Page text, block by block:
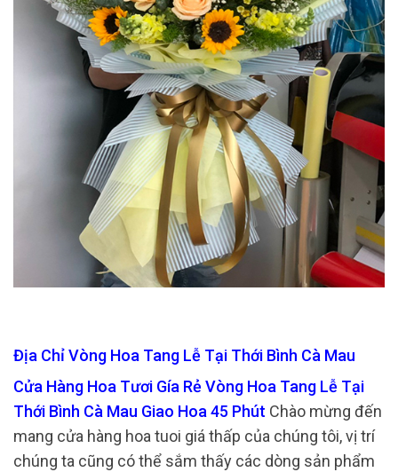
Địa Chỉ Vòng Hoa Tang Lễ Tại Thới Bình Cà Mau
Cửa Hàng Hoa Tươi Gía Rẻ Vòng Hoa Tang Lễ Tại
Thới Bình Cà Mau Giao Hoa 45 Phút Chào mừng đến
mang cửa hàng hoa tuoi giá thấp của chúng tôi, vị trí
chúng ta cũng có thể sắm thấy các dòng sản phẩm